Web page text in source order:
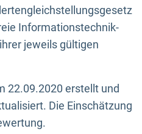
Informationstechnik-
jeweils gültigen
22.09.2020 erstellt und
Die Einschätzung